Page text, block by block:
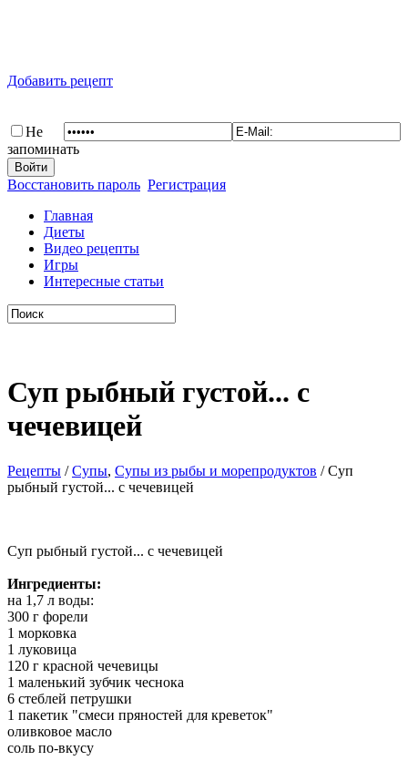
Добавить рецепт
Не
запоминать
Восстановить пароль Регистрация
Главная
Диеты
Видео рецепты
Игры
Интересные статьи
Суп рыбный густой... с
чечевицей
Рецепты /Cупы, Супы из рыбы и морепродуктов / Суп
рыбный густой... с чечевицей
Суп рыбный густой... с чечевицей
Ингредиенты:
на 1,7 л воды:
300 г форели
1 морковка
1 луковица
120 г красной чечевицы
1 маленький зубчик чеснока
6 стеблей петрушки
1 пакетик "смеси пряностей для креветок"
оливковое масло
соль по-вкусу